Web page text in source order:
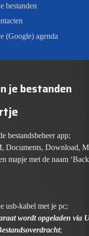
bestanden
(Google) agenda
je bestanden
bestandsbeheer app;
Documents, Download,
mapje met de naam
usb-kabel met je pc;
wordt opgeladen via
;